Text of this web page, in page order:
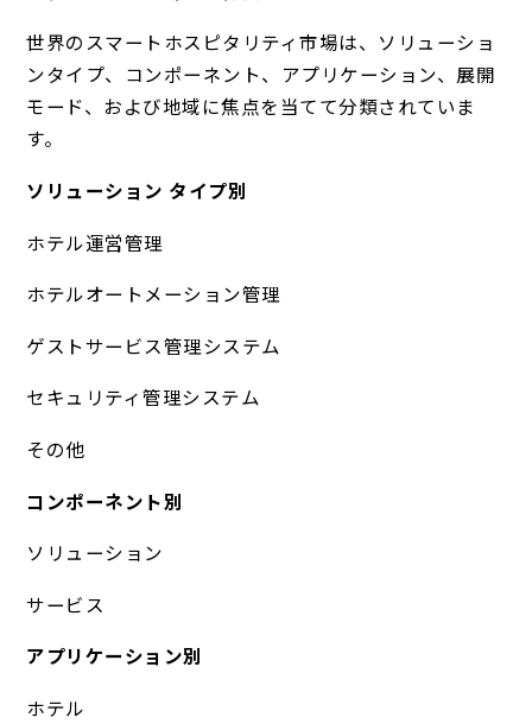
世界のスマートホスピタリティ市場は、ソリューショ
ンタイプ、コンポーネント、アプリケーション、展開
モード、および地域に焦点を当てて分類されていま
す。
ソリューション タイプ別
ホテル運営管理
ホテルオートメーション管理
ゲストサービス管理システム
セキュリティ管理システム
その他
コンポーネント別
ソリューション
サービス
アプリケーション別
ホテル